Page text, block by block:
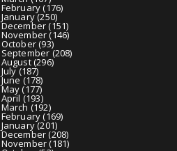
February(176)
January(250)
December(151)
November(146)
October(93)
September(208)
August(296)
July(187)
June(178)
May(177)
April (193)
March (192)
February(169)
January(201)
December(208)
November(181)